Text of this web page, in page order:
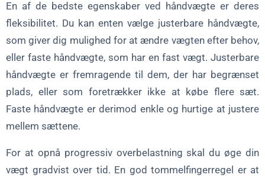
En af de bedste egenskaber ved håndvægte er deres
fleksibilitet. Du kan enten vælge justerbare håndvægte,
som giver dig mulighed for at ændre vægten efter behov,
eller faste håndvægte, som har en fast vægt. Justerbare
håndvægte er fremragende til dem, der har begrænset
plads, eller som foretrækker ikke at købe flere sæt.
Faste håndvægte er derimod enkle og hurtige at justere
mellem sættene.
For at opnå progressiv overbelastning skal du øge din
vægt gradvist over tid. En god tommelfingerregel er at